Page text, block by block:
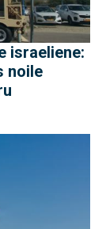
israeliene:
noile